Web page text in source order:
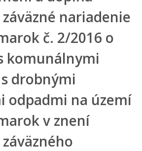
tabuľanariadenie
č. 2/2016 o
komunálnymi
drobnými
odpadmi na území
v znení